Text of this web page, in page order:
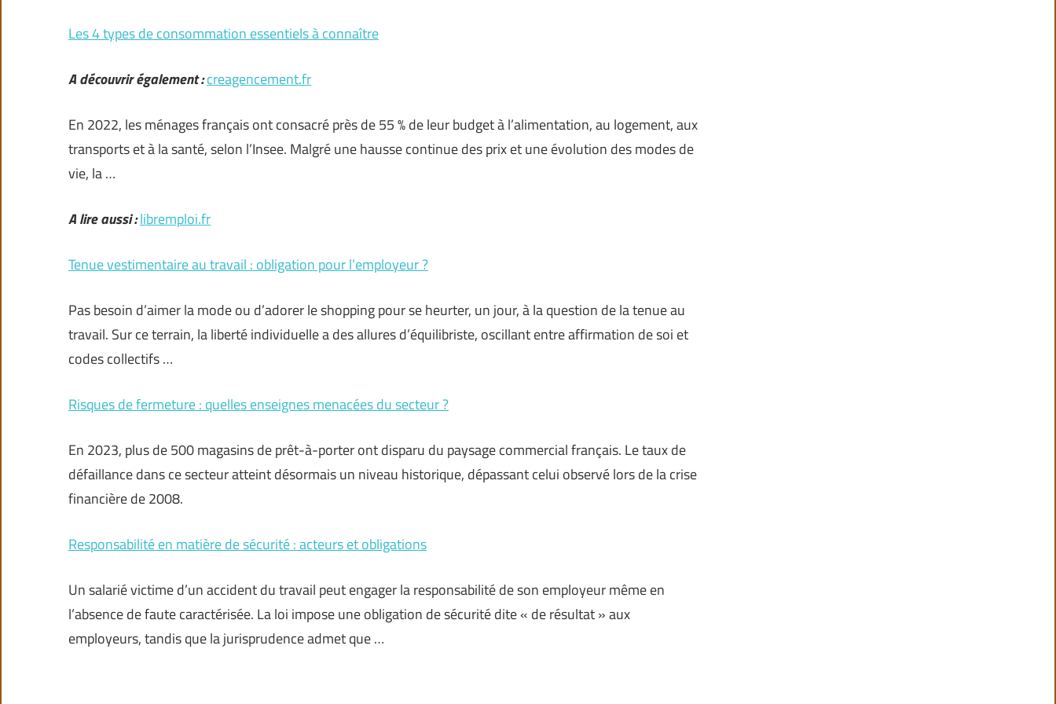
Les 4 types de consommation essentiels à connaître
A découvrir également :creagencement.fr
En 2022, les ménages français ont consacré près de 55 % de leur budget à l’alimentation, au logement, aux
transports et à la santé, selon l’Insee. Malgré une hausse continue des prix et une évolution des modes de
vie, la …
A lire aussi :libremploi.fr
Tenue vestimentaire au travail : obligation pour l’employeur ?
Pas besoin d’aimer la mode ou d’adorer le shopping pour se heurter, un jour, à la question de la tenue au
travail. Sur ce terrain, la liberté individuelle a des allures d’équilibriste, oscillant entre affirmation de soi et
codes collectifs …
Risques de fermeture : quelles enseignes menacées du secteur ?
En 2023, plus de 500 magasins de prêt-à-porter ont disparu du paysage commercial français. Le taux de
défaillance dans ce secteur atteint désormais un niveau historique, dépassant celui observé lors de la crise
financière de 2008.
Responsabilité en matière de sécurité : acteurs et obligations
Un salarié victime d’un accident du travail peut engager la responsabilité de son employeur même en
l’absence de faute caractérisée. La loi impose une obligation de sécurité dite « de résultat » aux
employeurs, tandis que la jurisprudence admet que …